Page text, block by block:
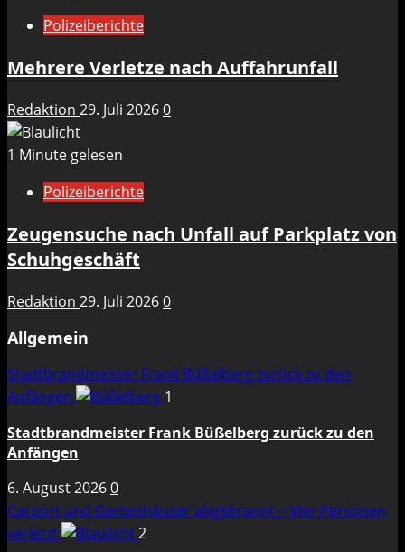
Polizeiberichte
Mehrere Verletze nach Auffahrunfall
Redaktion 29. Juli 20260
1 Minute gelesen
Polizeiberichte
Zeugensuche nach Unfall auf Parkplatz von
Schuhgeschäft
Redaktion 29. Juli 20260
Allgemein
Stadtbrandmeister Frank Büßelberg zurück zu den
Anfängen
1
Stadtbrandmeister Frank Büßelberg zurück zu den
Anfängen
6. August 20260
Carport und Gartenhäuser abgebrannt – Vier Personen
verletzt
2